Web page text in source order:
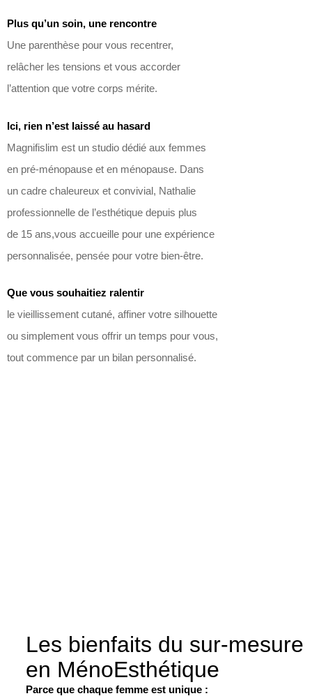
Plus qu’un soin, une rencontre
Une parenthèse pour vous recentrer,
relâcher les tensions et vous accorder
l’attention que votre corps mérite.
Ici, rien n’est laissé au hasard
Magnifislim est un studio dédié aux femmes
en pré-ménopause et en ménopause. Dans
un cadre chaleureux et convivial, Nathalie
professionnelle de l’esthétique depuis plus
de 15 ans,vous accueille pour une expérience
personnalisée, pensée pour votre bien-être.
Que vous souhaitiez ralentir
le vieillissement cutané, affiner votre silhouette
ou simplement vous offrir un temps pour vous,
tout commence par un bilan personnalisé.
Les bienfaits du sur-mesure
en MénoEsthétique
Parce que chaque femme est unique :